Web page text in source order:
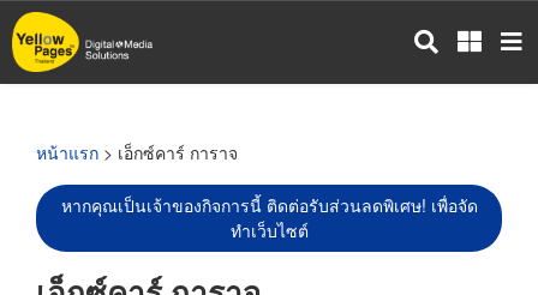
ข้าม
ไป
หน้าแรก > เอ็กซ์คาร์ การาจ
หากคุณเป็นเจ้าของกิจการนี้ ติดต่อรับส่วนลดพิเศษ! เพื่อจัด
ทำเว็บไซต์